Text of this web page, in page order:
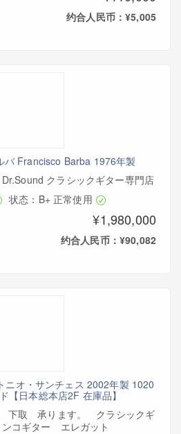
约合人民币：¥5,005
バ Francisco Barba 1976年製
クラシックギター専門店
状态：B+ 正常使用
¥1,980,000
约合人民币：¥90,082
ニオ・サンチェス 2002年製 1020
【日本総本店2F 在庫品】
下取 承ります。 クラシックギ
コギター エレガット